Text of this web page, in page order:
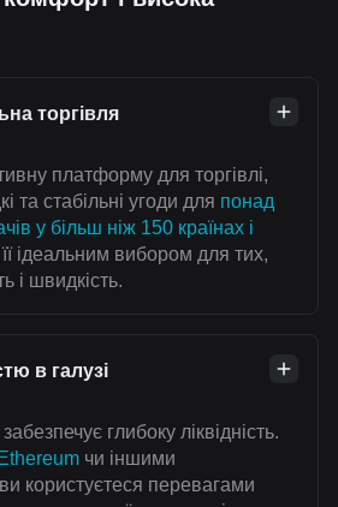
торгівля
платформу для торгівлі,
та стабільні угоди для понад
у більш ніж 150 країнах і
ідеальним вибором для тих,
і швидкість.
в галузі
глибоку ліквідність.
Ethereum чи іншими
користуєтеся перевагами